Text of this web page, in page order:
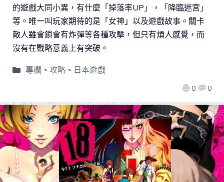
0 0
的遊戲大同小異，有什麼「掉落率UP」，「降臨迷宮」
等。唯一叫玩家期待的是「女神」以及遊戲故事。關卡
敵人雖會鎖會有炸彈等各種攻擊，但只有煩人感覺，而
沒有在戰略意義上有突破。
專欄 、 攻略、 日本遊戲